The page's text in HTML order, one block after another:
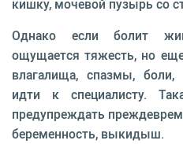
кишку, мочевой пузырь со
Однако если болит
ощущается тяжесть, но
влагалища, спазмы, боли,
идти к специалисту.
предупреждать
беременность, выкидыш.